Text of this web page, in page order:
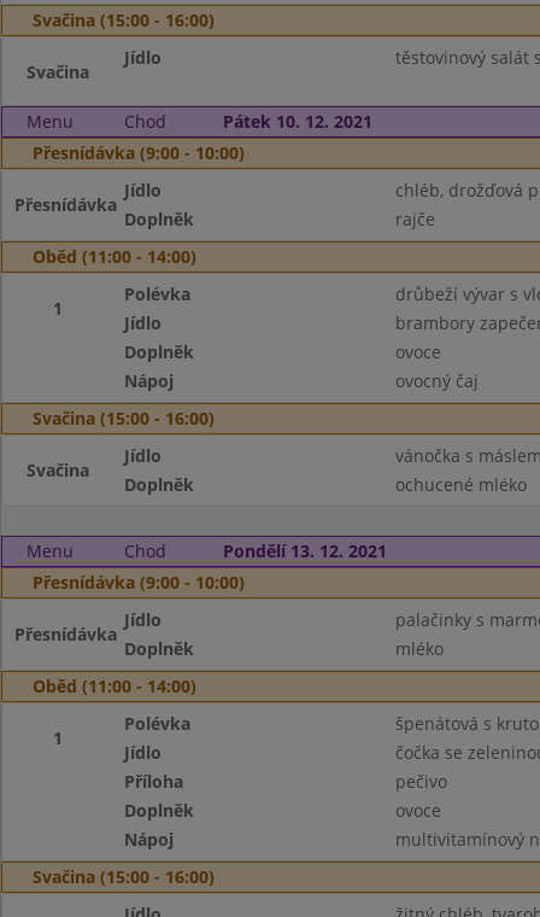
Svačina (15:00 - 16:00)
Svačina
Jídlo těstovinový salát
Menu Chod
Pátek 10. 12. 2021
Přesnídávka (9:00 - 10:00)
Přesnídávka
Jídlo
chléb, drožďová
Doplněk
rajče
Oběd (11:00 - 14:00)
1
Polévka
drůbeží vývar s
Jídlo
brambory
Doplněk
ovoce
Nápoj
ovocný čaj
Svačina (15:00 - 16:00)
Svačina
Jídlo
vánočka s
Doplněk
ochucené mléko
Menu Chod
Pondělí 13. 12. 2021
Přesnídávka (9:00 - 10:00)
Přesnídávka
Jídlo
palačinky s
Doplněk
mléko
Oběd (11:00 - 14:00)
1
Polévka
špenátová s
Jídlo
čočka se
Příloha
pečivo
Doplněk
ovoce
Nápoj
multivitamínový
Svačina (15:00 - 16:00)